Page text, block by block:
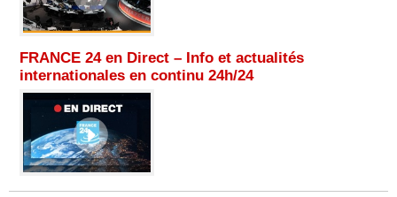
FRANCE 24 en Direct – Info et actualités
internationales en continu 24h/24